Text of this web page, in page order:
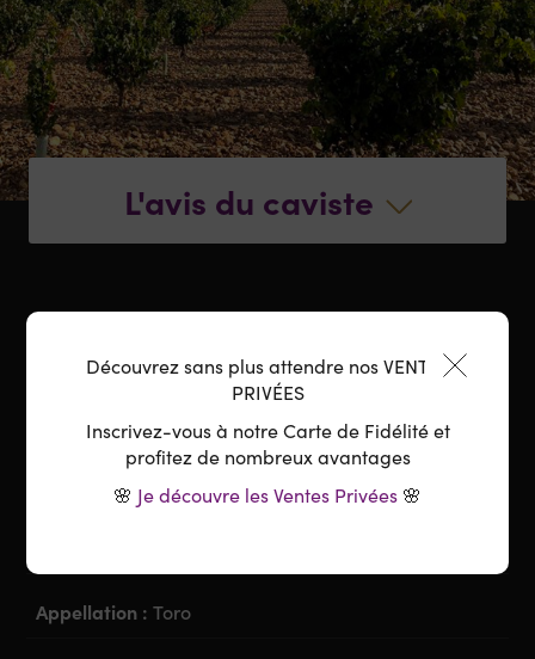
L'avis du caviste
Espagne
Appellation :Toro
Découvrez sans plus attendre nos VENTES
PRIVÉES
Inscrivez-vous à notre Carte de Fidélité et
profitez de nombreux avantages
🌸 Je découvre les Ventes Privées 🌸